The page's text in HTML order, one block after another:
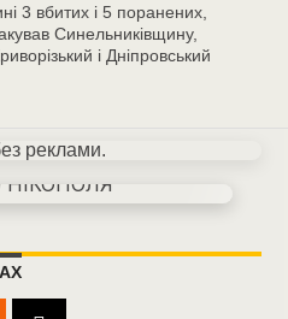
3 вбитих і 5 поранених,
Синельниківщину,
і Дніпровський